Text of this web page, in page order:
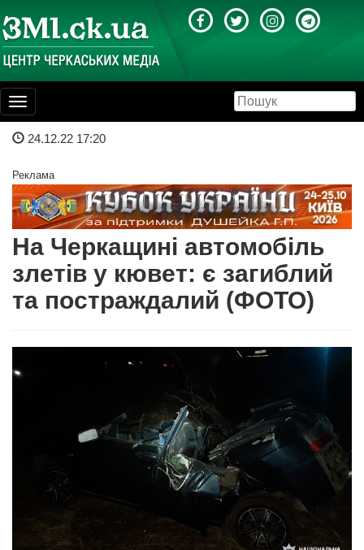
Toggle
navigation
24.12.22 17:20
Реклама
На Черкащині автомобіль
злетів у кювет: є загиблий
та постраждалий (ФОТО)